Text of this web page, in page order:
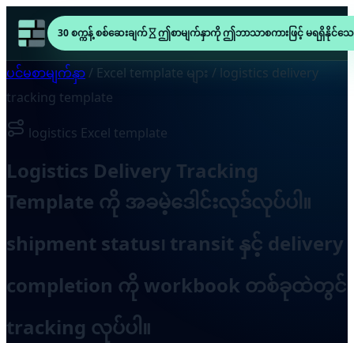
30 စက္ကန့် စစ်ဆေးချက် ဤစာမျက်နှာကို ဤဘာသာစကားဖြင့် မရရှိနိုင်သေး
ပင်မစာမျက်နှာ / Excel template များ / logistics delivery
tracking template
logistics Excel template
Logistics Delivery Tracking
Template ကို အခမဲ့ဒေါင်းလုဒ်လုပ်ပါ။
shipment status၊ transit နှင့် delivery
completion ကို workbook တစ်ခုထဲတွင်
tracking လုပ်ပါ။